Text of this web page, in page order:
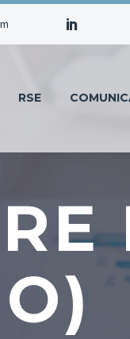
RSE